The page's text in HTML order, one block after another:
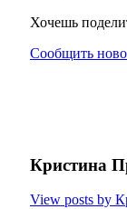
Хочешь
Сообщить
Кристина
View posts by